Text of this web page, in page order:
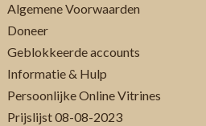
Algemene Voorwaarden
Doneer
Geblokkeerde accounts
Informatie & Hulp
Persoonlijke Online Vitrines
Prijslijst 08-08-2023